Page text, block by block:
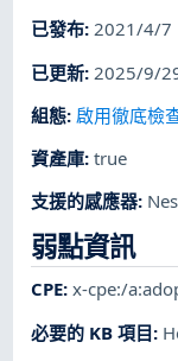
已發布:2021/4/7
已更新: 2025/9/
組態: 啟用徹底檢
資產庫:true
支援的感應器:
弱點資訊
CPE:x-cpe:/
必要的 KB 項目: